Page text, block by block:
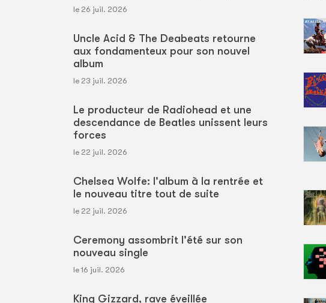
le 26 juil. 2026
Uncle Acid & The Deabeats retourne
aux fondamenteux pour son nouvel
album
le 23 juil. 2026
Le producteur de Radiohead et une
descendance de Beatles unissent leurs
forces
le 22 juil. 2026
Chelsea Wolfe: l'album à la rentrée et
le nouveau titre tout de suite
le 22 juil. 2026
Ceremony assombrit l'été sur son
nouveau single
le 16 juil. 2026
King Gizzard, rave éveillée